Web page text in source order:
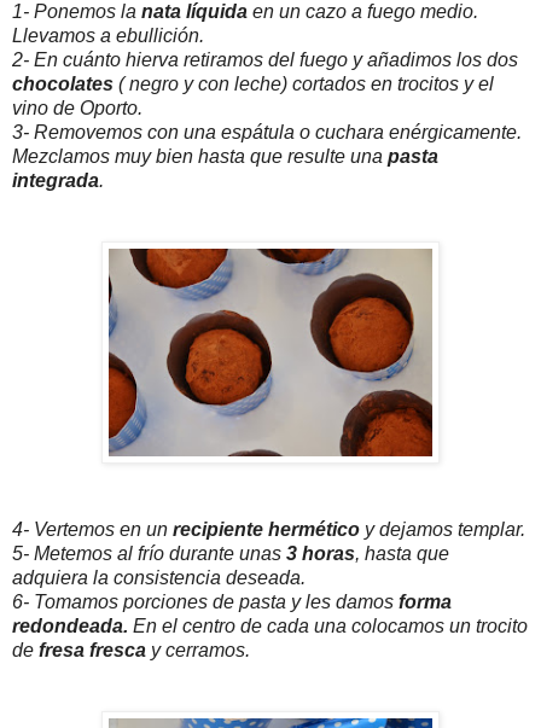
1- Ponemos la nata líquida en un cazo a fuego medio.
Llevamos a ebullición.
2- En cuánto hierva retiramos del fuego y añadimos los dos
chocolates ( negro y con leche) cortados en trocitos y el
vino de Oporto.
3- Removemos con una espátula o cuchara enérgicamente.
Mezclamos muy bien hasta que resulte una pasta
integrada.
4- Vertemos en un recipiente hermético y dejamos templar.
5- Metemos al frío durante unas 3 horas, hasta que
adquiera la consistencia deseada.
6- Tomamos porciones de pasta y les damos forma
redondeada. En el centro de cada una colocamos un trocito
de fresa fresca y cerramos.